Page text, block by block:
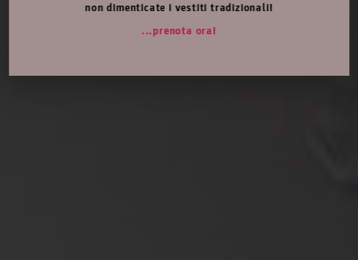
non dimenticate i vestiti tradizionali!
...prenota ora!